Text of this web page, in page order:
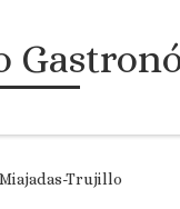
Miajadas-Trujillo